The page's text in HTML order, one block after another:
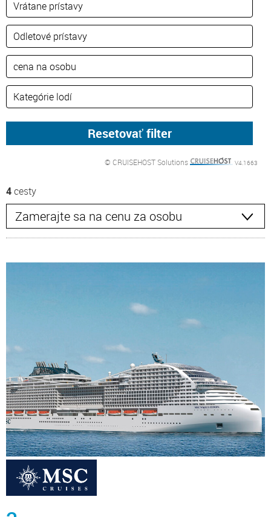
© CRUISEHOST Solutions V4.1663
4cesty